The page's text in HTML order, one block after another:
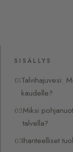
SISÄLLYS
Talvihajuvesi:
kaudelle?
Miksi
talvella?
Ihanteelliset